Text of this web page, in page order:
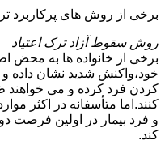
برخی از روش های پرکاربرد
روش سقوط آزاد ترک اعتیاد
برخی از خانواده ها به محض
خود،واکنش شدید نشان داده
کردن فرد کرده و می خواهند
کنند.اما متأسفانه در اکثر
و فرد بیمار در اولین فرصت
کند.